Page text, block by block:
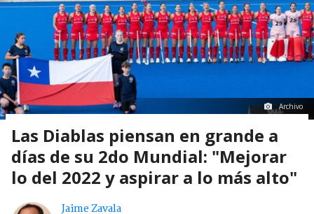
Archivo
Las Diablas piensan en grande a
días de su 2do Mundial: "Mejorar
lo del 2022 y aspirar a lo más alto"
Jaime Zavala